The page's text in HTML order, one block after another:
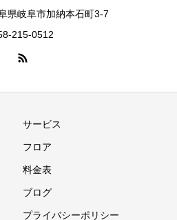
岐阜市加納本石町3-7
215-0512
サービス
フロア
料金表
ブログ
プライバシーポリシー